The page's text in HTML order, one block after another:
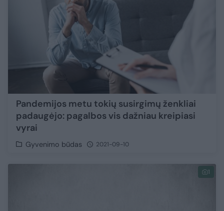
Pandemijos metu tokių susirgimų ženkliai
padaugėjo: pagalbos vis dažniau kreipiasi
vyrai
Gyvenimo būdas 2021-09-10
1